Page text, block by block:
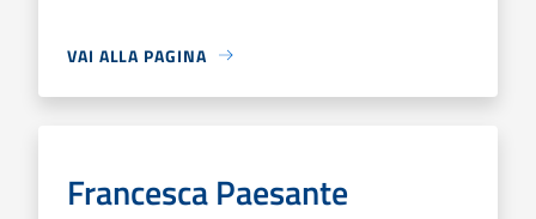
VAI ALLA PAGINA
Francesca Paesante